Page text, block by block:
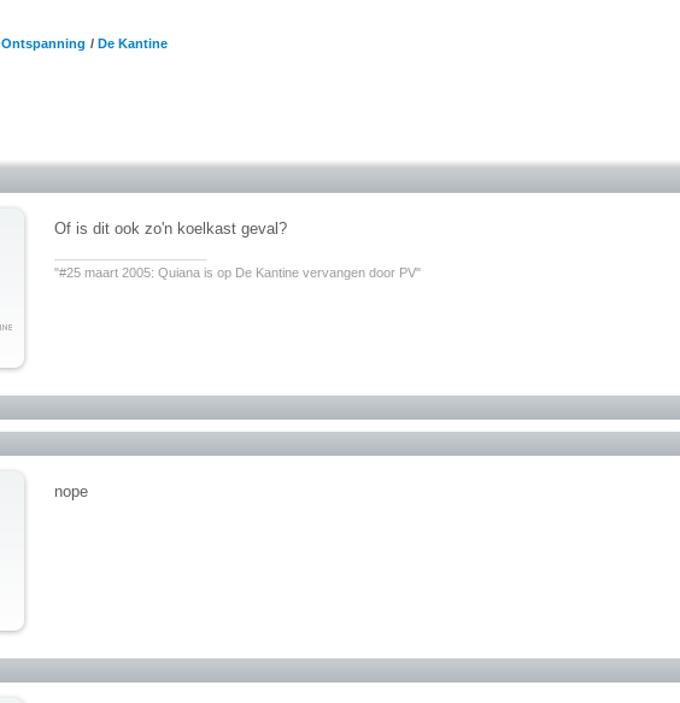
Ontspanning / De Kantine
Of is dit ook zo'n koelkast geval?
"#25 maart 2005: Quiana is op De Kantine vervangen door PV"
nope